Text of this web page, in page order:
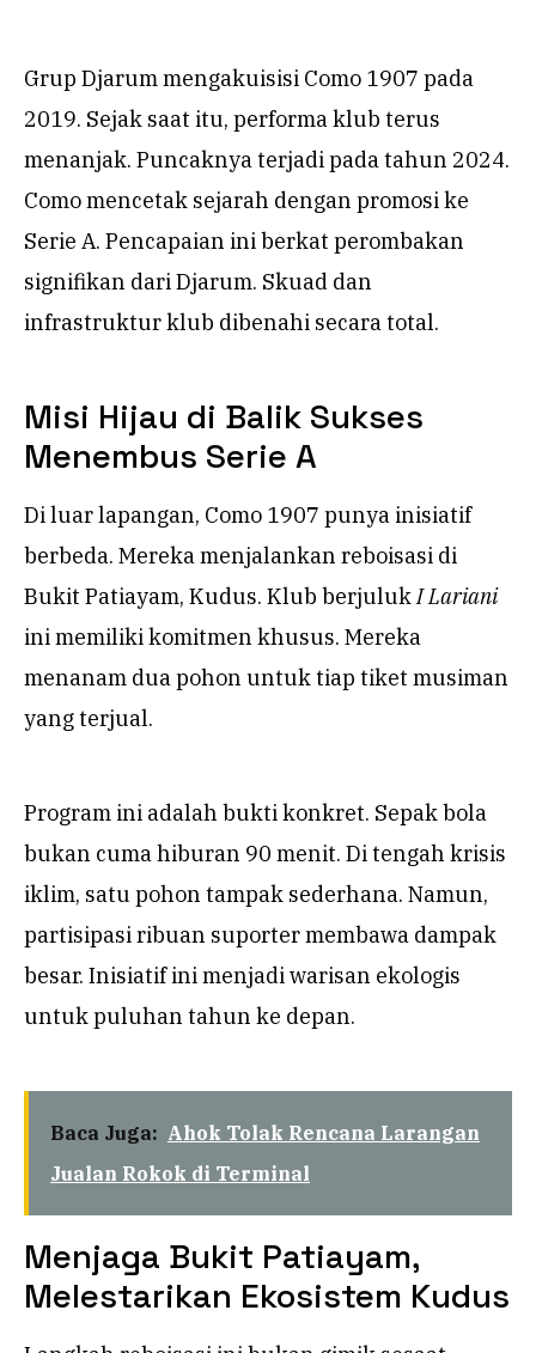
Grup Djarum mengakuisisi Como 1907 pada
2019. Sejak saat itu, performa klub terus
menanjak. Puncaknya terjadi pada tahun 2024.
Como mencetak sejarah dengan promosi ke
Serie A. Pencapaian ini berkat perombakan
signifikan dari Djarum. Skuad dan
infrastruktur klub dibenahi secara total.
Misi Hijau di Balik Sukses
Menembus Serie A
Di luar lapangan, Como 1907 punya inisiatif
berbeda. Mereka menjalankan reboisasi di
Bukit Patiayam, Kudus. Klub berjulukI Lariani
ini memiliki komitmen khusus. Mereka
menanam dua pohon untuk tiap tiket musiman
yang terjual.
Program ini adalah bukti konkret. Sepak bola
bukan cuma hiburan 90 menit. Di tengah krisis
iklim, satu pohon tampak sederhana. Namun,
partisipasi ribuan suporter membawa dampak
besar. Inisiatif ini menjadi warisan ekologis
untuk puluhan tahun ke depan.
Baca Juga: Ahok Tolak Rencana Larangan
Jualan Rokok di Terminal
Menjaga Bukit Patiayam,
Melestarikan Ekosistem Kudus